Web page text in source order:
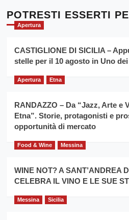
l’
evento
la
filiera
grano
Cronoscalata
per
il
anno
Franco
Caruso
POTRESTI ESSERTI
Apertura
CASTIGLIONE DI SICILIA –
stelle per il 10 agosto in Uno
Apertura Etna
RANDAZZO – Da “Jazz, Arte e
Etna”. Storie, protagonisti e
opportunità di mercato
Food & Wine Messina
WINE NOT? A SANT’ANDREA
CELEBRA IL VINO E LE SUE
Messina Sicilia